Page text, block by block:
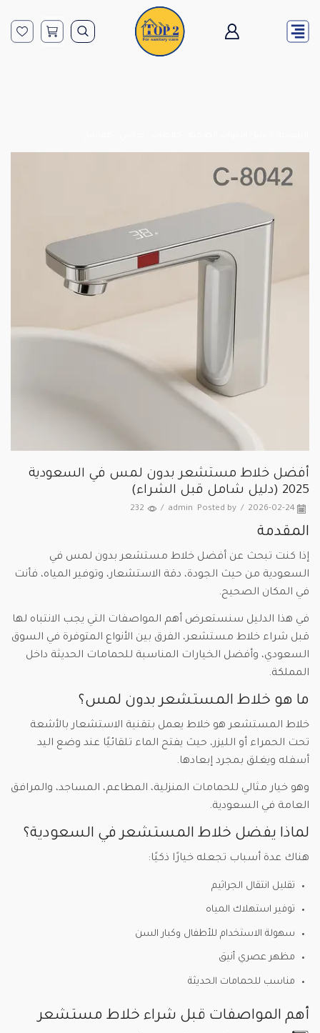
أفضل خلاط مستشعر بدون لمس في السعودية
2025 (دليل شامل قبل الشراء)
/
Posted by
admin
/
232
المقدمة
إذا كنت تبحث عن أفضل خلاط مستشعر بدون لمس في
السعودية من حيث الجودة، دقة الاستشعار، وتوفير المياه، فأنت
في المكان الصحيح.
في هذا الدليل سنستعرض أهم المواصفات التي يجب الانتباه لها
قبل شراء خلاط مستشعر، الفرق بين الأنواع المتوفرة في السوق
السعودي، وأفضل الخيارات المناسبة للحمامات الحديثة داخل
المملكة.
ما هو خلاط المستشعر بدون لمس؟
خلاط المستشعر هو خلاط يعمل بتقنية الاستشعار بالأشعة
تحت الحمراء أو الليزر، حيث يفتح الماء تلقائيًا عند وضع اليد
أسفله ويغلق بمجرد إبعادها.
وهو خيار مثالي للحمامات المنزلية، المطاعم، المساجد، والمرافق
العامة في السعودية.
لماذا يفضل خلاط المستشعر في السعودية؟
هناك عدة أسباب تجعله خيارًا ذكيًا:
تقليل انتقال الجراثيم
توفير استهلاك المياه
سهولة الاستخدام للأطفال وكبار السن
مظهر عصري أنيق
مناسب للحمامات الحديثة
أهم المواصفات قبل شراء خلاط مستشعر